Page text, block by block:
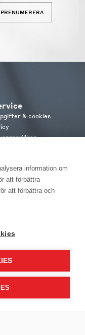
PRENUMERERA
& cookies
information om
att förbättra
att förbättra och